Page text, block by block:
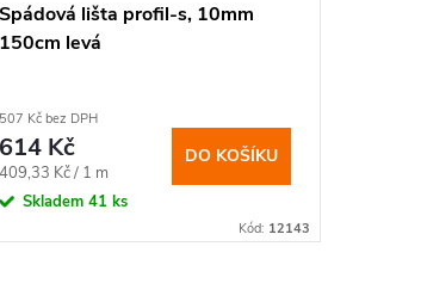
Spádová lišta profil-s, 10mm
150cm levá
507 Kč bez DPH
614 Kč
Měrná
cena:
409,33 Kč / 1 m
Skladem 41 ks
DO KOŠÍKU
Kód: 12143